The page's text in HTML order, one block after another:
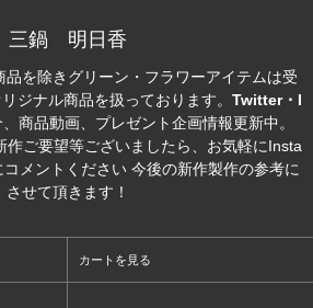
三鍋 明日香
品を除きグリーン・フラワーアイテムは受
ジナル商品を扱っております。 Twitter・I
商品動画、プレゼント企画情報更新中。
作ご要望等ございましたら、お気軽にInsta
メントください 今後の新作製作の参考に
させて頂きます！
カートを見る